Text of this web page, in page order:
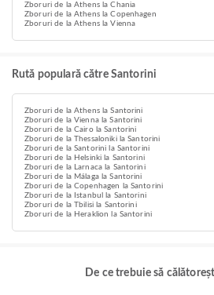
Zboruri de la Athens la Chania
Zboruri de la Athens la Copenhagen
Zboruri de la Athens la Vienna
Rută populară către Santorini
Zboruri de la Athens la Santorini
Zboruri de la Vienna la Santorini
Zboruri de la Cairo la Santorini
Zboruri de la Thessaloniki la Santorini
Zboruri de la Santorini la Santorini
Zboruri de la Helsinki la Santorini
Zboruri de la Larnaca la Santorini
Zboruri de la Málaga la Santorini
Zboruri de la Copenhagen la Santorini
Zboruri de la Istanbul la Santorini
Zboruri de la Tbilisi la Santorini
Zboruri de la Heraklion la Santorini
De ce trebuie să